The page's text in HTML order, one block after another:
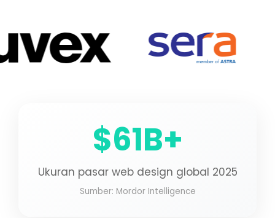
$61B+
Ukuran pasar web design global 2025
Sumber: Mordor Intelligence